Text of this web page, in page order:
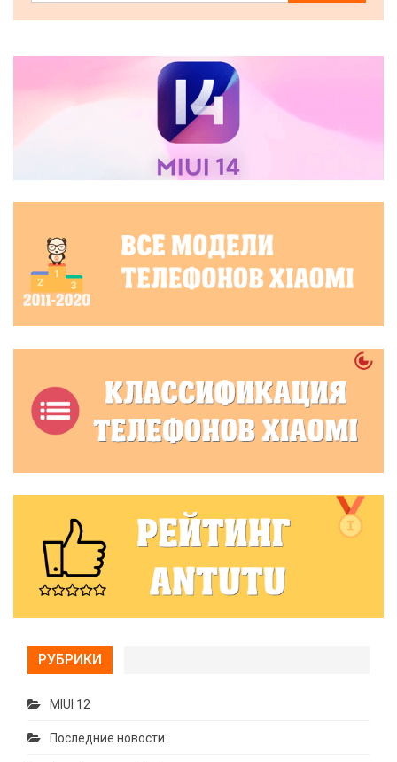
РУБРИКИ
MIUI 12
Последние новости